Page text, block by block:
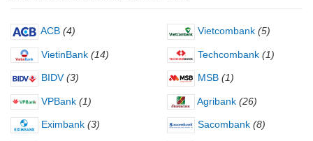
ACB (4) Vietcombank (5)
VietinBank (14) Techcombank (1)
BIDV (3) MSB (1)
VPBank (1) Agribank (26)
Eximbank (3) Sacombank (8)